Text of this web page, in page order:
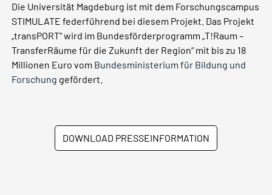
Die Universität Magdeburg ist mit dem Forschungscampus
STIMULATE federführend bei diesem Projekt. Das Projekt
„transPORT“ wird im Bundesförderprogramm „T!Raum –
TransferRäume für die Zukunft der Region“ mit bis zu 18
Millionen Euro vom Bundesministerium für Bildung und
Forschung gefördert.
DOWNLOAD PRESSEINFORMATION